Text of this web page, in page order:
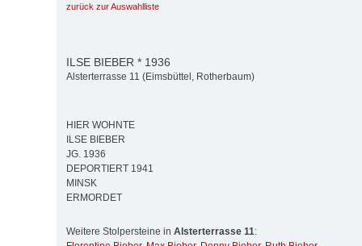
zurück zur Auswahlliste
ILSE BIEBER * 1936
Alsterterrasse 11 (Eimsbüttel, Rotherbaum)
HIER WOHNTE
ILSE BIEBER
JG. 1936
DEPORTIERT 1941
MINSK
ERMORDET
Weitere Stolpersteine in Alsterterrasse 11: